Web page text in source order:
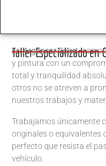
Taller Especializado en
EnArgencar Sport,
y pintura con un
total y tranquilidad
otros no se atreven a
nuestros trabajos y
Trabajamos únicamente
originales o equivalentes
perfecto que resista el
vehículo.